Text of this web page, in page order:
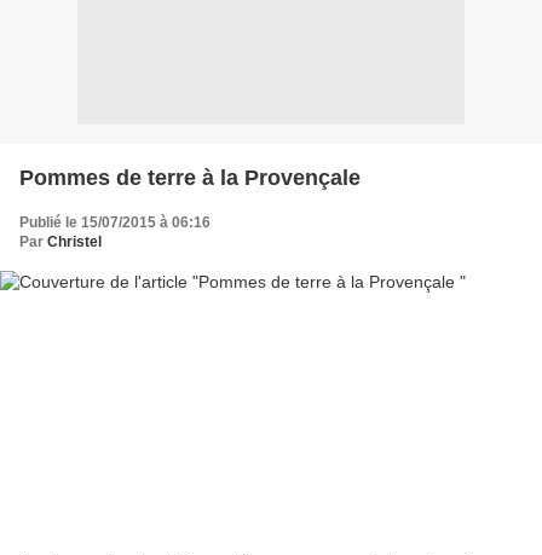
Pommes de terre à la Provençale
Publié le 15/07/2015 à 06:16
Par Christel